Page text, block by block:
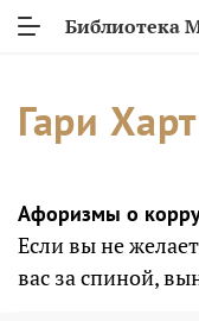
Библиотека
Гари Харт
Афоризмы о
Если вы не
вас за спиной,